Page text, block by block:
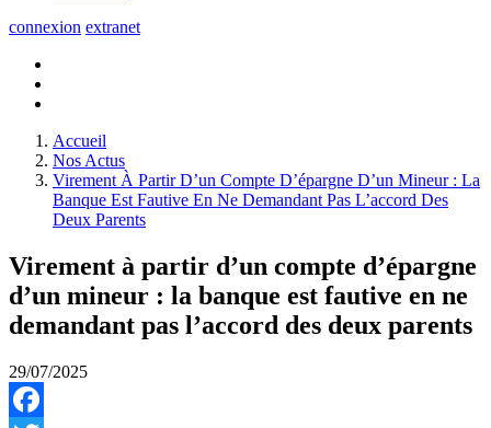
connexion extranet
Accueil
Nos Actus
Virement À Partir D’un Compte D’épargne D’un Mineur : La
Banque Est Fautive En Ne Demandant Pas L’accord Des
Deux Parents
Virement à partir d’un compte d’épargne
d’un mineur : la banque est fautive en ne
demandant pas l’accord des deux parents
29/07/2025